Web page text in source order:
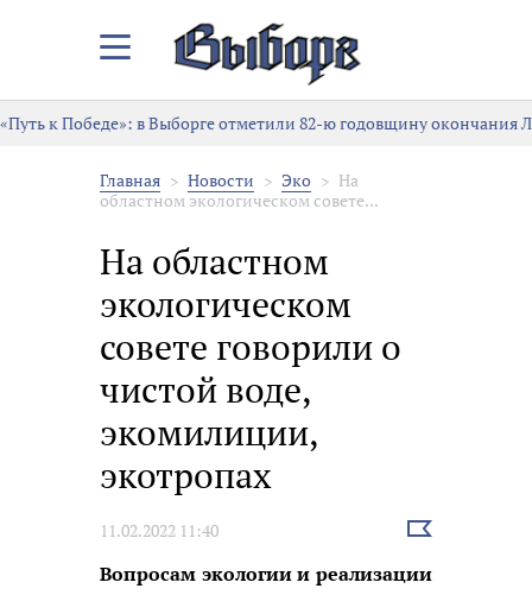
Закрыть/
меню
к Победе»: в Выборге отметили 82-ю годовщину окончания
Главная Новости Эко
На
областном экологическом совете...
На областном
экологическом
совете говорили о
чистой воде,
экомилиции,
экотропах
11.02.2022 11:40
Выбрать
Вопросам экологии и реализации